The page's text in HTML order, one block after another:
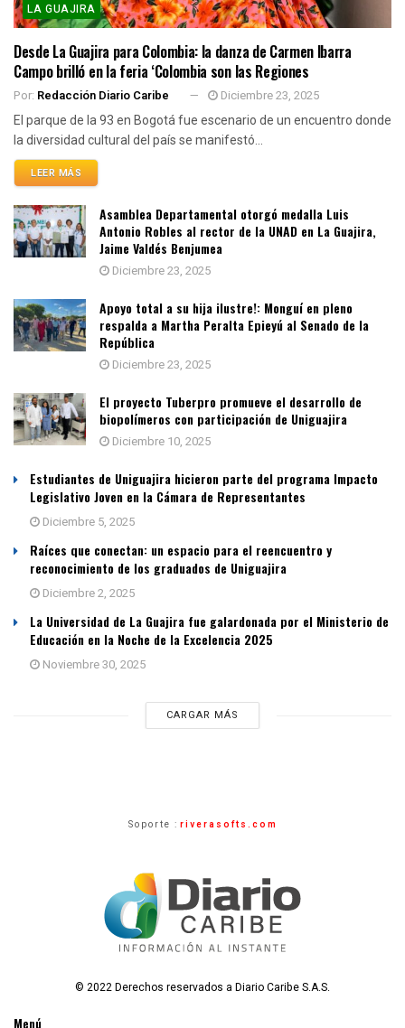
LA GUAJIRA
Desde La Guajira para Colombia: la danza de Carmen Ibarra
Campo brilló en la feria ‘Colombia son las Regiones
Por: Redacción Diario Caribe Diciembre 23, 2025
El parque de la 93 en Bogotá fue escenario de un encuentro donde
la diversidad cultural del país se manifestó...
LEER MÁS
Asamblea Departamental otorgó medalla Luis
Antonio Robles al rector de la UNAD en La Guajira,
Jaime Valdés Benjumea
Diciembre 23, 2025
Apoyo total a su hija ilustre!: Monguí en pleno
respalda a Martha Peralta Epieyú al Senado de la
República
Diciembre 23, 2025
El proyecto Tuberpro promueve el desarrollo de
biopolímeros con participación de Uniguajira
Diciembre 10, 2025
Estudiantes de Uniguajira hicieron parte del programa Impacto
Legislativo Joven en la Cámara de Representantes
Diciembre 5, 2025
Raíces que conectan: un espacio para el reencuentro y
reconocimiento de los graduados de Uniguajira
Diciembre 2, 2025
La Universidad de La Guajira fue galardonada por el Ministerio de
Educación en la Noche de la Excelencia 2025
Noviembre 30, 2025
CARGAR MÁS
Soporte : riverasofts.com
© 2022 Derechos reservados a Diario Caribe S.A.S.
Menú